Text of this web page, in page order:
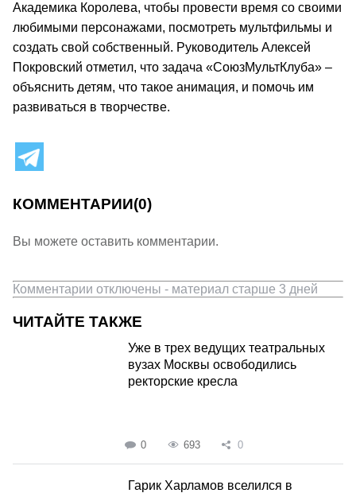
Академика Королева, чтобы провести время со своими
любимыми персонажами, посмотреть мультфильмы и
создать свой собственный. Руководитель Алексей
Покровский отметил, что задача «СоюзМультКлуба» –
объяснить детям, что такое анимация, и помочь им
развиваться в творчестве.
КОММЕНТАРИИ(0)
Вы можете оставить комментарии.
Комментарии отключены - материал старше 3 дней
ЧИТАЙТЕ ТАКЖЕ
Уже в трех ведущих театральных
вузах Москвы освободились
ректорские кресла
0 693 0
Гарик Харламов вселился в